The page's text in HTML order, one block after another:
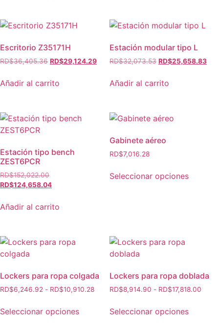
Escritorio Z35171H
RD$36,405.36 RD$29,124.29
Añadir al carrito
Estación modular tipo L
RD$32,073.53 RD$25,658.83
Añadir al carrito
Estación tipo bench
ZEST6PCR
RD$152,022.00
RD$124,658.04
Añadir al carrito
Gabinete aéreo
RD$7,016.28
Seleccionar opciones
Lockers para ropa colgada
RD$6,246.92 - RD$10,910.28
Seleccionar opciones
Lockers para ropa doblada
RD$8,914.90 - RD$17,818.00
Seleccionar opciones